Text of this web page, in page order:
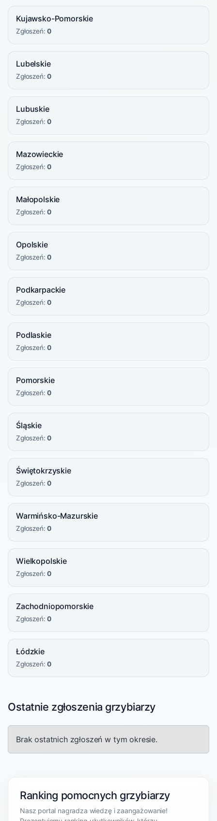
Kujawsko-Pomorskie
Zgłoszeń:0
Lubelskie
Zgłoszeń:0
Lubuskie
Zgłoszeń:0
Mazowieckie
Zgłoszeń:0
Małopolskie
Zgłoszeń:0
Opolskie
Zgłoszeń:0
Podkarpackie
Zgłoszeń:0
Podlaskie
Zgłoszeń:0
Pomorskie
Zgłoszeń:0
Śląskie
Zgłoszeń:0
Świętokrzyskie
Zgłoszeń:0
Warmińsko-Mazurskie
Zgłoszeń:0
Wielkopolskie
Zgłoszeń:0
Zachodniopomorskie
Zgłoszeń:0
Łódzkie
Zgłoszeń:0
Ostatnie zgłoszenia grzybiarzy
Brak ostatnich zgłoszeń w tym okresie.
Ranking pomocnych grzybiarzy
Nasz portal nagradza wiedzę i zaangażowanie!